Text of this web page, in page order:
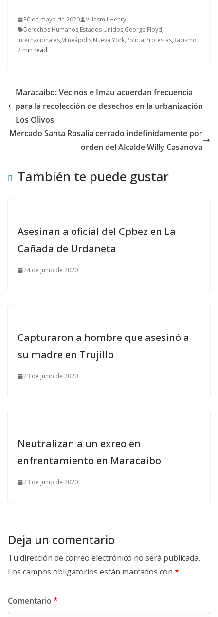
30 de mayo de 2020
Villasmil Henry
Derechos Humanos,Estados Unidos,George Floyd,
Internacionales,Mineápolis,Nueva York,Policia,Protestas,Racismo
2 min read
Maracaibo: Vecinos e Imau acuerdan frecuencia
para la recolección de desechos en la urbanización
Los Olivos
Mercado Santa Rosalía cerrado indefinidamente por
orden del Alcalde Willy Casanova
También te puede gustar
Asesinan a oficial del Cpbez en La
Cañada de Urdaneta
24 de junio de 2020
Capturaron a hombre que asesinó a
su madre en Trujillo
23 de junio de 2020
Neutralizan a un exreo en
enfrentamiento en Maracaibo
23 de junio de 2020
Deja un comentario
Tu dirección de correo electrónico no será publicada.
Los campos obligatorios están marcados con *
Comentario *